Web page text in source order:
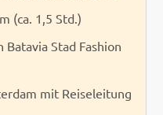
(ca. 1,5 Std.)
Stad Fashion
mit Reiseleitung